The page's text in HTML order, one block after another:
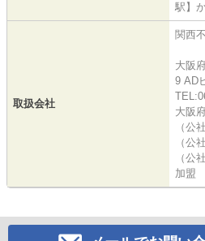
駅】
取扱会社
関
リ
大阪
9 AD
大阪
（公
（公
（公
加盟